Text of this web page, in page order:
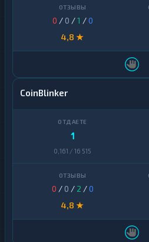
0 / 0 /1 /0
4,8 ★
CoinBlinker
1
0,161 / 16 515
0 / 0 / 2 /0
4,8 ★